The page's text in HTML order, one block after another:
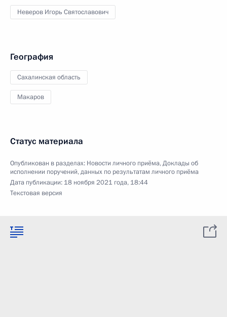
Неверов Игорь Святославович
География
Сахалинская область
Макаров
Статус материала
Опубликован в разделах: Новости личного приёма,Доклады об
исполнении поручений, данных по результатам личного приёма
Дата публикации: 18 ноября 2021 года, 18:44
Текстовая версия